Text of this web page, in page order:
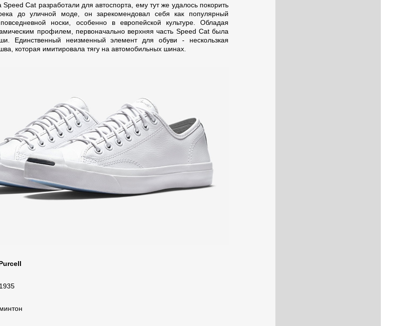
Speed Cat разработали для автоспорта, ему тут же удалось покорить
до уличной моде, он зарекомендовал себя как популярный
носки, особенно в европейской культуре. Обладая
профилем, первоначально верхняя часть Speed Cat была
Единственный неизменный элемент для обуви - нескользкая
которая имитировала тягу на автомобильных шинах.
1935